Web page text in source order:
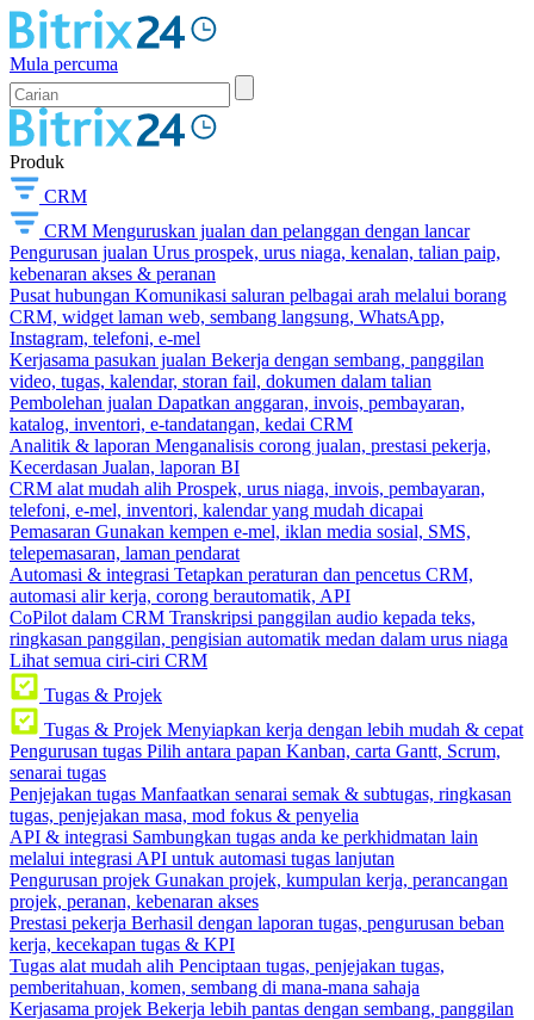
Mula percuma
Produk
CRM
CRM Menguruskan jualan dan pelanggan dengan lancar
Pengurusan jualan Urus prospek, urus niaga, kenalan, talian paip,
kebenaran akses & peranan
Pusat hubungan Komunikasi saluran pelbagai arah melalui borang
CRM, widget laman web, sembang langsung, WhatsApp,
Instagram, telefoni, e-mel
Kerjasama pasukan jualan Bekerja dengan sembang, panggilan
video, tugas, kalendar, storan fail, dokumen dalam talian
Pembolehan jualan Dapatkan anggaran, invois, pembayaran,
katalog, inventori, e-tandatangan, kedai CRM
Analitik & laporan Menganalisis corong jualan, prestasi pekerja,
Kecerdasan Jualan, laporan BI
CRM alat mudah alih Prospek, urus niaga, invois, pembayaran,
telefoni, e-mel, inventori, kalendar yang mudah dicapai
Pemasaran Gunakan kempen e-mel, iklan media sosial, SMS,
telepemasaran, laman pendarat
Automasi & integrasi Tetapkan peraturan dan pencetus CRM,
automasi alir kerja, corong berautomatik, API
CoPilot dalam CRM Transkripsi panggilan audio kepada teks,
ringkasan panggilan, pengisian automatik medan dalam urus niaga
Lihat semua ciri-ciri CRM
Tugas & Projek
Tugas & Projek Menyiapkan kerja dengan lebih mudah & cepat
Pengurusan tugas Pilih antara papan Kanban, carta Gantt, Scrum,
senarai tugas
Penjejakan tugas Manfaatkan senarai semak & subtugas, ringkasan
tugas, penjejakan masa, mod fokus & penyelia
API & integrasi Sambungkan tugas anda ke perkhidmatan lain
melalui integrasi API untuk automasi tugas lanjutan
Pengurusan projek Gunakan projek, kumpulan kerja, perancangan
projek, peranan, kebenaran akses
Prestasi pekerja Berhasil dengan laporan tugas, pengurusan beban
kerja, kecekapan tugas & KPI
Tugas alat mudah alih Penciptaan tugas, penjejakan tugas,
pemberitahuan, komen, sembang di mana-mana sahaja
Kerjasama projek Bekerja lebih pantas dengan sembang, panggilan